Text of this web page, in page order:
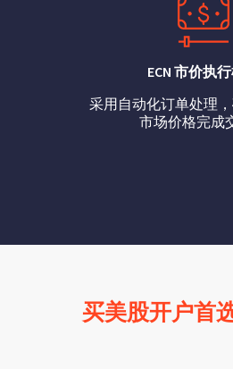
ECN 市价执
采用自动化订单处理
市场价格完成
买美股开户首